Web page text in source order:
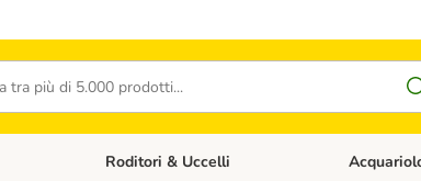
Categoria: CaniApri Menù Categoria: Diete
Roditori & Uccelli Apri Menù